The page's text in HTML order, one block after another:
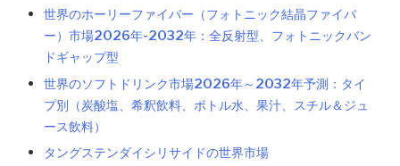
世界のホーリーファイバー（フォトニック結晶ファイバ
ー）市場2026年-2032年：全反射型、フォトニックバン
ドギャップ型
世界のソフトドリンク市場2026年～2032年予測：タイ
プ別（炭酸塩、希釈飲料、ボトル水、果汁、スチル＆ジュ
ース飲料）
タングステンダイシリサイドの世界市場